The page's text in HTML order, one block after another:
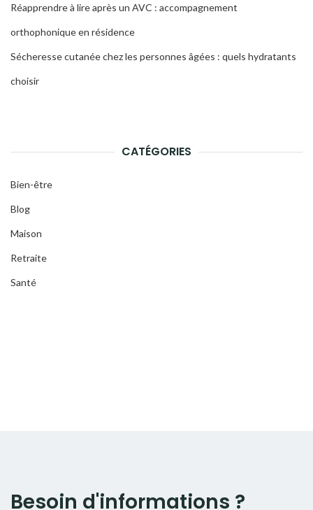
Réapprendre à lire après un AVC : accompagnement
orthophonique en résidence
Sécheresse cutanée chez les personnes âgées : quels hydratants
choisir
CATÉGORIES
Bien-être
Blog
Maison
Retraite
Santé
Besoin d'informations ?